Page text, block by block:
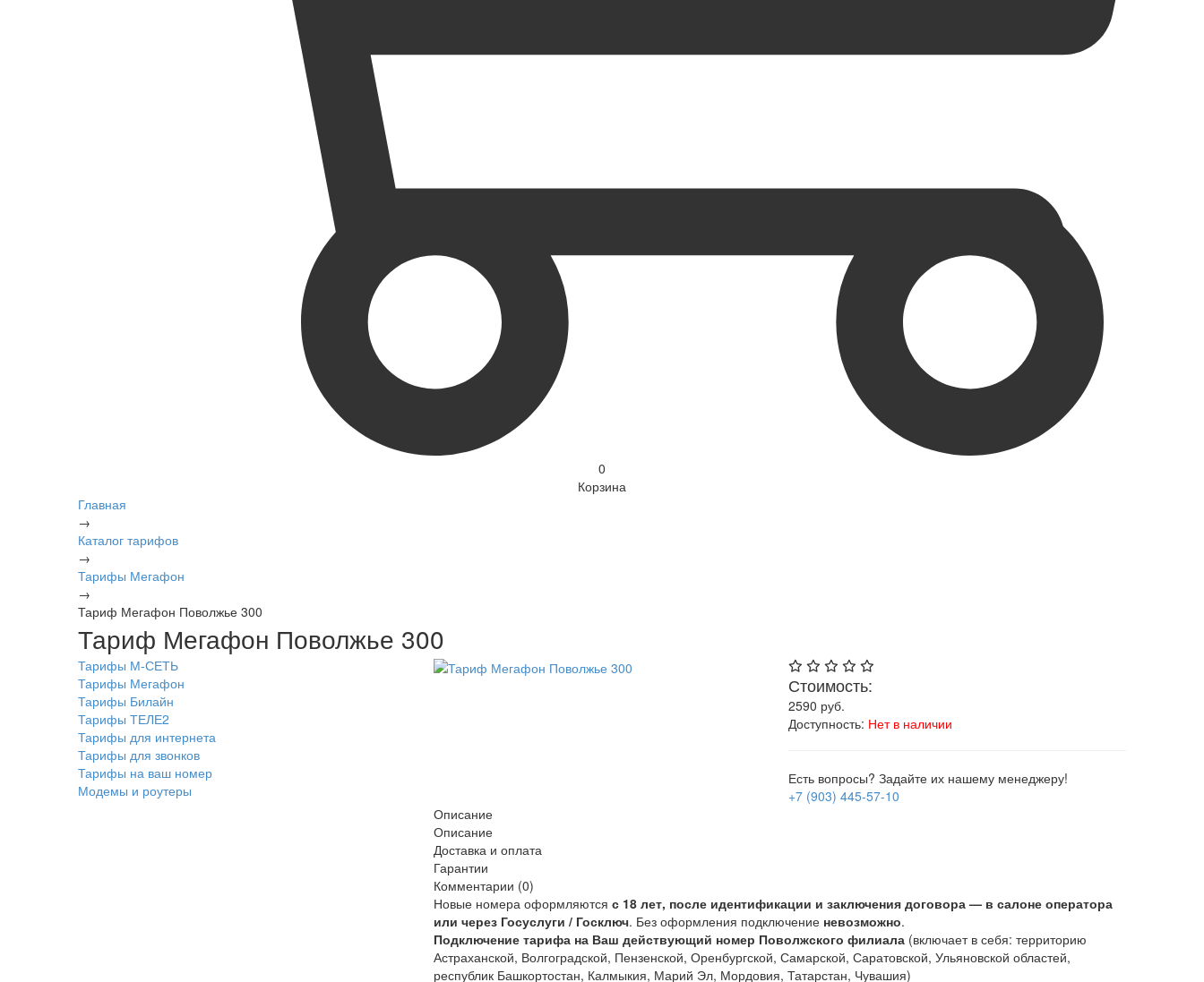
0
Корзина
Главная
→
Каталог тарифов
→
Тарифы Мегафон
→
Тариф Мегафон Поволжье 300
Тариф Мегафон Поволжье 300
Стоимость:
2590 руб.
Доступность: Нет в наличии
Есть вопросы? Задайте их нашему менеджеру!
+7 (903) 445-57-10
Описание
Описание
Доставка и оплата
Гарантии
Комментарии (0)
Новые номера оформляются с 18 лет, после идентификации и заключения договора — в салоне оператора
или через Госуслуги / Госключ. Без оформления подключение невозможно.
Подключение тарифа на Ваш действующий номер Поволжского филиала (включает в себя: территорию
Астраханской, Волгоградской, Пензенской, Оренбургской, Самарской, Саратовской, Ульяновской областей,
республик Башкортостан, Калмыкия, Марий Эл, Мордовия, Татарстан, Чувашия)
Тарифы М-СЕТЬ
Тарифы Мегафон
Тарифы Билайн
Тарифы ТЕЛЕ2
Тарифы для интернета
Тарифы для звонков
Тарифы на ваш номер
Модемы и роутеры